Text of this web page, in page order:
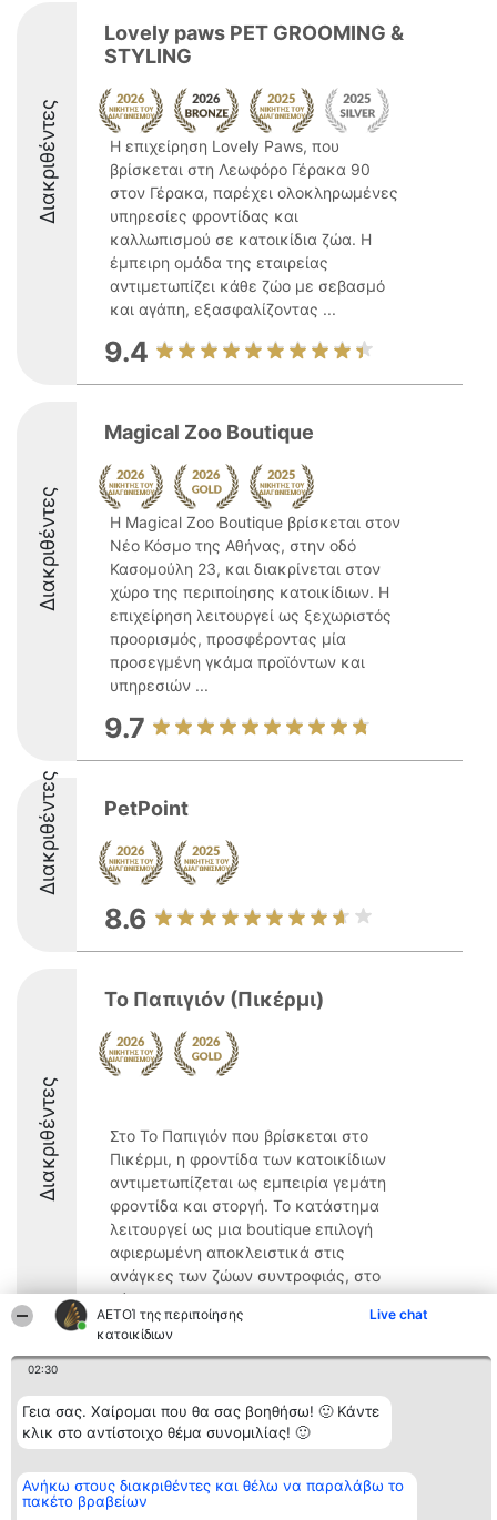
ΑΕΤΟΊ της περιποίησης
κατοικίδιων
Live chat
02:30
Γεια σας. Χαίρομαι που θα σας βοηθήσω! 🙂 Κάντε
κλικ στο αντίστοιχο θέμα συνομιλίας! 🙂
Ανήκω στους διακριθέντες και θέλω να παραλάβω το
πακέτο βραβείων
Διακριθέντες
Lovely paws PET GROOMING &
STYLING
Η επιχείρηση Lovely Paws, που
βρίσκεται στη Λεωφόρο Γέρακα 90
στον Γέρακα, παρέχει ολοκληρωμένες
υπηρεσίες φροντίδας και
καλλωπισμού σε κατοικίδια ζώα. Η
έμπειρη ομάδα της εταιρείας
αντιμετωπίζει κάθε ζώο με σεβασμό
και αγάπη, εξασφαλίζοντας ...
9.4
Διακριθέντες
Magical Zoo Boutique
Η Magical Zoo Boutique βρίσκεται στον
Νέο Κόσμο της Αθήνας, στην οδό
Κασομούλη 23, και διακρίνεται στον
χώρο της περιποίησης κατοικίδιων. Η
επιχείρηση λειτουργεί ως ξεχωριστός
προορισμός, προσφέροντας μία
προσεγμένη γκάμα προϊόντων και
υπηρεσιών ...
9.7
Διακριθέντες PetPoint
8.6
Διακριθέντες
Το Παπιγιόν (Πικέρμι)
Στο Το Παπιγιόν που βρίσκεται στο
Πικέρμι, η φροντίδα των κατοικίδιων
αντιμετωπίζεται ως εμπειρία γεμάτη
φροντίδα και στοργή. Το κατάστημα
λειτουργεί ως μια boutique επιλογή
αφιερωμένη αποκλειστικά στις
ανάγκες των ζώων συντροφιάς, στο
κέντρο ...
9.8
Διοργανωτής της
κατάταξης
BEAUTIFUL COMPANY
ΤΗΛ. ΕΠΙΚΟΙΝΩΝΙΑΣ:
2104128019
Κατάταξη
Διακριθέντες
Λίστα όλων
διακριθέντων
Επικοινωνία